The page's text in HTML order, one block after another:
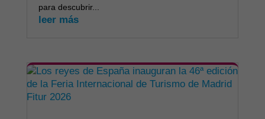
para descubrir...
leer más